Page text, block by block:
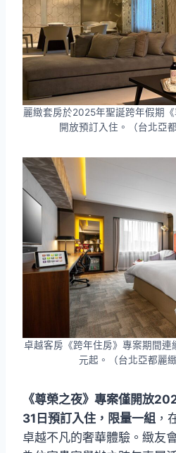
麗緻套房於2025年聖誕跨年假期
開放預訂入住。（台北亞
卓越客房《跨年住房》專案期間
元起。（台北亞都麗
《尊榮之夜》專案僅開放
31日預訂入住，限量一組 ，
卓越不凡的奢華體驗。緻友